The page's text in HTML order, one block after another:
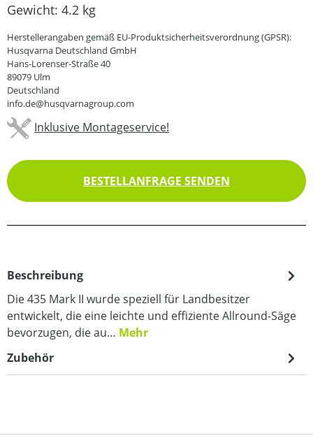
Gewicht: 4.2 kg
Herstellerangaben gemäß EU-Produktsicherheitsverordnung (GPSR):
Husqvarna Deutschland GmbH
Hans-Lorenser-Straße 40
89079 Ulm
Deutschland
info.de@husqvarnagroup.com
Inklusive Montageservice!
BESTELLANFRAGE SENDEN
Beschreibung
Die 435 Mark II wurde speziell für Landbesitzer
entwickelt, die eine leichte und effiziente Allround-Säge
bevorzugen, die au… Mehr
Zubehör